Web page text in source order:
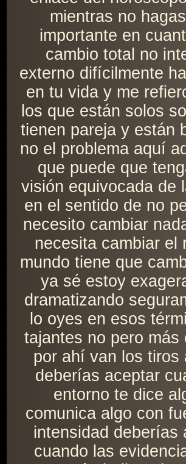
mientras no
importante en
cambio total no
externo difícilmente
en tu vida y me
los que están solos
tienen pareja y están
no el problema aquí
que puede que
visión equivocada de
en el sentido de no
necesito cambiar
necesita cambiar el
mundo tiene que
ya sé estoy
dramatizando
lo oyes en esos
tajantes no pero más
por ahí van los tiros
deberías aceptar
entorno te dice
comunica algo con
intensidad deberías
cuando las